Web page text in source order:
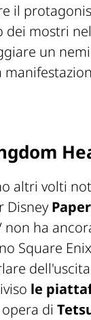
il
mostri
un
altri volti
Disney
non ha
Square
le
di